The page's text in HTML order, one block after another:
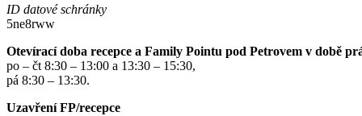
ID datové schránky
5ne8rww
Otevírací doba recepce a Family Pointu pod Petrovem v době
po – čt 8:30 – 13:00 a 13:30 – 15:30,
pá 8:30 – 13:30.
Uzavření FP/recepce